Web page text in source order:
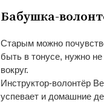
Бабушка-
Старым можно
быть в тонусе, нужно не
вокруг.
Инструктор-волонтёр
успевает и домашние